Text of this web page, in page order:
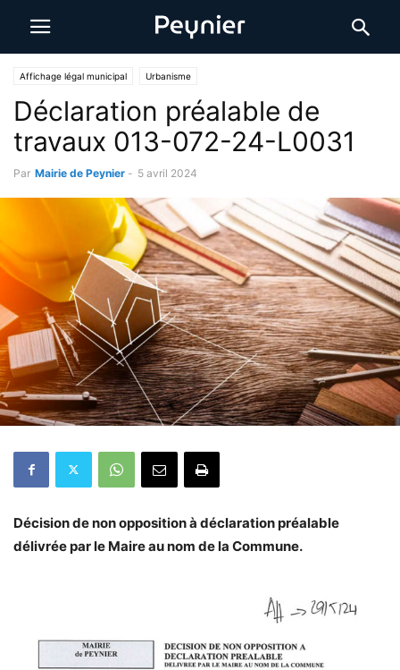
Affichage légal municipal Urbanisme
Déclaration préalable de
travaux 013-072-24-L0031
Par Mairie de Peynier - 5 avril 2024
Décision de non opposition à déclaration préalable
délivrée par le Maire au nom de la Commune.